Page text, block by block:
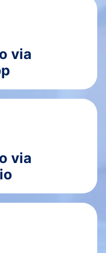
via
via